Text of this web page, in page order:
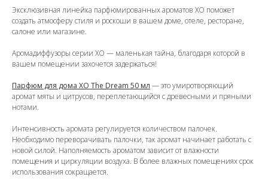
Эксклюзивная линейка парфюмированных ароматов ХО поможет
создать атмосферу стиля и роскоши в вашем доме, отеле, ресторане,
салоне или магазине.
Аромадиффузоры серии ХО — маленькая тайна, благодаря которой в
вашем помещении захочется задержаться!
Парфюм для дома XO The Dream 50 мл — это умиротворяющий
аромат мяты и цитрусов, переплетающийся с древесными и пряными
нотами.
Интенсивность аромата регулируется количеством палочек.
Необходимо переворачивать палочки, так аромат начинает работать с
новой силой. Наполняемость ароматом зависит от влажности
помещения и циркуляции воздуха. В более влажных помещениях срок
использования сокращается.